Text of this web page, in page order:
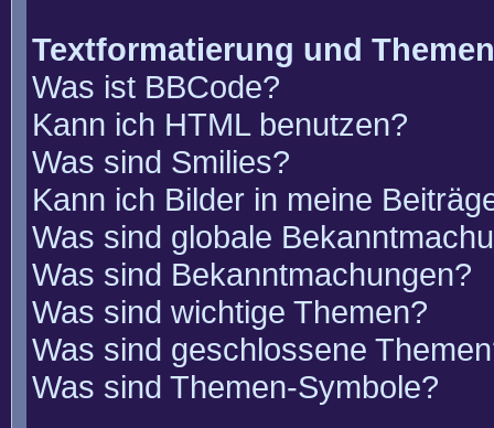
Textformatierung und
Was ist BBCode?
Kann ich HTML benutzen?
Was sind Smilies?
Kann ich Bilder in meine
Was sind globale
Was sind Bekanntmachungen?
Was sind wichtige Themen?
Was sind geschlossene
Was sind Themen-Symbole?